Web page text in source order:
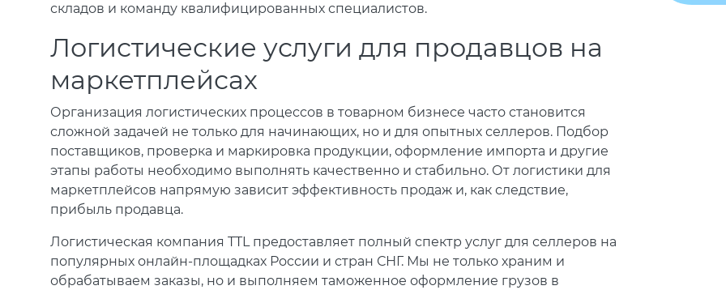
складов и команду квалифицированных специалистов.
Логистические услуги для продавцов на
маркетплейсах
Организация логистических процессов в товарном бизнесе часто становится
сложной задачей не только для начинающих, но и для опытных селлеров. Подбор
поставщиков, проверка и маркировка продукции, оформление импорта и другие
этапы работы необходимо выполнять качественно и стабильно. От логистики для
маркетплейсов напрямую зависит эффективность продаж и, как следствие,
прибыль продавца.
Логистическая компания TTL предоставляет полный спектр услуг для селлеров на
популярных онлайн-площадках России и стран СНГ. Мы не только храним и
обрабатываем заказы, но и выполняем таможенное оформление грузов в